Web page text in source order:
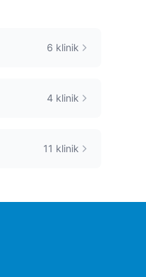
6 klinik
4 klinik
11 klinik